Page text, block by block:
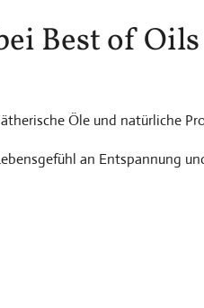
Best of Oils
Öle und natürliche
an Entspannung